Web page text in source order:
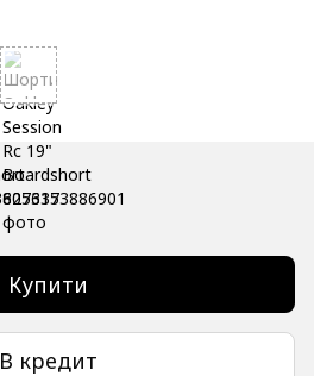
Купити
В кредит